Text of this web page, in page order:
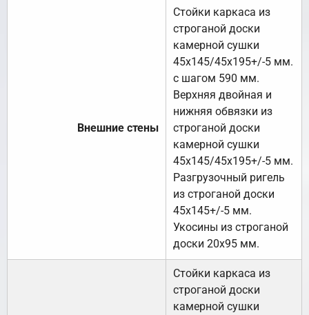
Внешние стены
Стойки каркаса из
строганой доски
камерной сушки
45х145/45х195+/-5 мм.
с шагом 590 мм.
Верхняя двойная и
нижняя обвязки из
строганой доски
камерной сушки
45х145/45х195+/-5 мм.
Разгрузочный ригель
из строганой доски
45х145+/-5 мм.
Укосины из строганой
доски 20х95 мм.
Стойки каркаса из
строганой доски
камерной сушки